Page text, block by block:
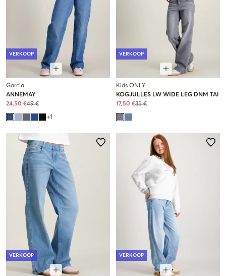
VERKOOP
Garcia
ANNEMAY
24,50 €49 €
+1
VERKOOP
Kids ONLY
KOGJULLES LW WIDE LEG DNM TAI
17,50 €35 €
VERKOOP VERKOOP